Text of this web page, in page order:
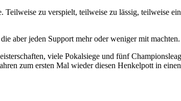
zu verspielt, teilweise zu lässig, teilweise
aber jeden Support mehr oder weniger mit machten.
viele Pokalsiege und fünf
zum ersten Mal wieder diesen Henkelpott in